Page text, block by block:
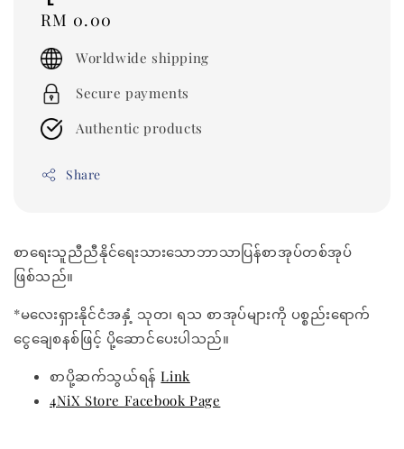
Regular
price
RM 0.00
Worldwide shipping
Secure payments
Authentic products
Share
စာရေးသူညီညီနိုင်ရေးသားသောဘာသာပြန်စာအုပ်တစ်အုပ်
ဖြစ်သည်။
*မလေးရှားနိုင်ငံအနှံ့ သုတ၊ ရသ စာအုပ်များကို ပစ္စည်းရောက်
ငွေချေစနစ်ဖြင့် ပို့ဆောင်ပေးပါသည်။
စာပို့ဆက်သွယ်ရန်Link
4NiX Store Facebook Page